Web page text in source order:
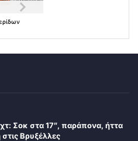
Σοκ στα 17″, παράπονα, ήττα
Βρυξέλλες